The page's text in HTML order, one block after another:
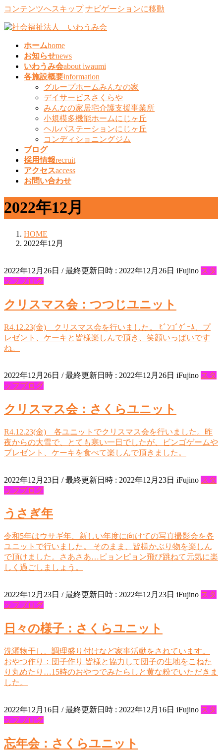
コンテンツへスキップ ナビゲーションに移動
ホームhome
お知らせnews
いわうみ会about iwaumi
各施設概要information
グループホームみんなの家
デイサービスさくらや
みんなの家居宅介護支援事業所
小規模多機能ホームにじヶ丘
ヘルパステーションにじヶ丘
コンディショニングジム
ブログ
採用情報recruit
アクセスaccess
お問い合わせ
2022年12月
HOME
2022年12月
2022年12月26日 / 最終更新日時 : 2022年12月26日 iFujino スタ
ッフブログ
クリスマス会：つつじユニット
R4.12.23(金) クリスマス会を行いました。 ﾋﾞﾝｺﾞｹﾞｰﾑ、プ
レゼント、ケーキと皆様楽しんで頂き、笑顔いっぱいです
ね。
2022年12月26日 / 最終更新日時 : 2022年12月26日 iFujino スタ
ッフブログ
クリスマス会：さくらユニット
R4.12.23(金) 各ユニットでクリスマス会を行いました。昨
夜からの大雪で、とても寒い一日でしたが、ビンゴゲームや
プレゼント、ケーキを食べて楽しんで頂きました。
2022年12月23日 / 最終更新日時 : 2022年12月23日 iFujino スタ
ッフブログ
うさぎ年
令和5年はウサギ年、新しい年度に向けての写真撮影会を各
ユニットで行いました。 そのまま、皆様かぶり物を楽しん
で頂けました。さあさあ…ピョンピョン飛び跳ねて元気に楽
しく過ごしましょう。
2022年12月23日 / 最終更新日時 : 2022年12月23日 iFujino スタ
ッフブログ
日々の様子：さくらユニット
洗濯物干し、調理盛り付けなど家事活動をされています。
おやつ作り：団子作り 皆様と協力して団子の生地をこねた
り丸めたり…15時のおやつでみたらしと黄な粉でいただきま
した。
2022年12月16日 / 最終更新日時 : 2022年12月16日 iFujino スタ
ッフブログ
忘年会：さくらユニット